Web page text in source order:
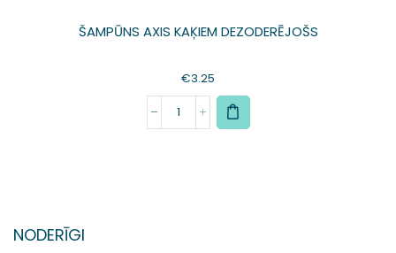
ŠAMPŪNS AXIS KAĶIEM DEZODERĒJOŠS
€3.25
NODERĪGI